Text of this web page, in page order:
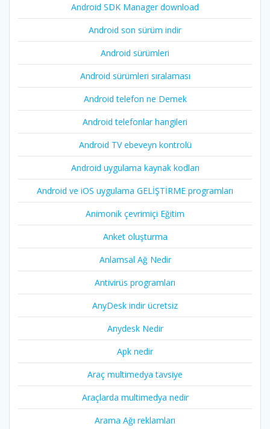
Android SDK Manager download
Android son sürüm indir
Android sürümleri
Android sürümleri sıralaması
Android telefon ne Demek
Android telefonlar hangileri
Android TV ebeveyn kontrolü
Android uygulama kaynak kodları
Android ve iOS uygulama GELİŞTİRME programları
Animonik çevrimiçi Eğitim
Anket oluşturma
Anlamsal Ağ Nedir
Antivirüs programları
AnyDesk indir ücretsiz
Anydesk Nedir
Apk nedir
Araç multimedya tavsiye
Araçlarda multimedya nedir
Arama Ağı reklamları